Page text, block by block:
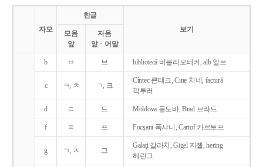
자모
한글
보기
모음
앞
자음
앞ㆍ어말
b ㅂ 브 bibliotecǎ 비블리오테커, alb 알브
c ㅋ, ㅊ ㄱ, 크
Cîntec 큰테크, Cine 치네, facturǎ
팍투러
d ㄷ 드 Moldova 몰도바, Brad 브라드
f ㅍ 프 Focşani 폭샤니, Cartof 카르토프
g ㄱ, ㅈ 그
Galaţi 갈라치, Gigel 지젤, hering
헤린그